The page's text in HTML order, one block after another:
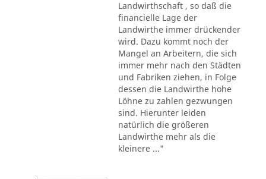
Landwirthschaft , so daß die
financielle Lage der
Landwirthe immer drückender
wird. Dazu kommt noch der
Mangel an Arbeitern, die sich
immer mehr nach den Städten
und Fabriken ziehen, in Folge
dessen die Landwirthe hohe
Löhne zu zahlen gezwungen
sind. Hierunter leiden
natürlich die größeren
Landwirthe mehr als die
kleinere ..."